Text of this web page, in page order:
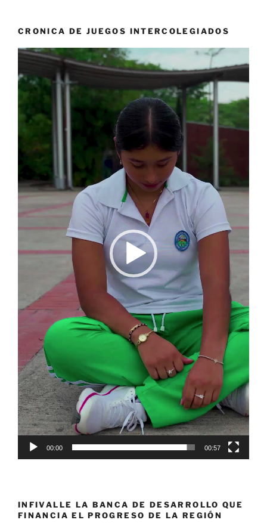
CRONICA DE JUEGOS INTERCOLEGIADOS
Reproductor
vídeo
00:00 00:57
INFIVALLE LA BANCA DE DESARROLLO QUE
FINANCIA EL PROGRESO DE LA REGIÓN